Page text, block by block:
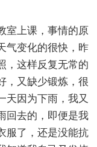
室上课，事情的原
气变化的很快，昨
，这样反复无常的
，又缺少锻炼，很
天因为下雨，我又
回去的，即便是我
服了，还是没能抗